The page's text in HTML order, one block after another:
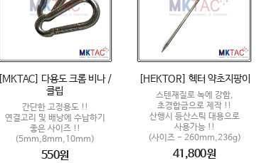
[MKTAC] 다용도 크롬 비나 /
클립
간단한 고정용도 !!
연결고리 및 배낭에 수납하기
좋은 사이즈 !!
(5mm,8mm,10mm)
550원
[HEKTOR] 헥터 약초지팡이
스텐재질로 녹에 강함,
초경합금으로 제작 !!
산행시 등산스틱 대용으로
사용가능 !!
(사이즈 - 260mm,236g)
41,800원